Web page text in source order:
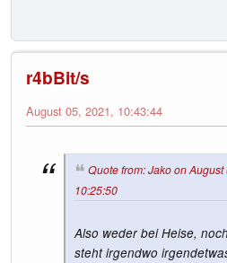
r4bBit/s
August 05, 2021, 10:43:44
Quote from: Jako on August
10:25:50
Also weder bei Heise,
steht irgendwo